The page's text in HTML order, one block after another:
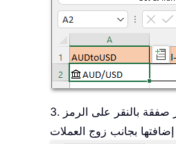
صفقة بالنقر على الرمز